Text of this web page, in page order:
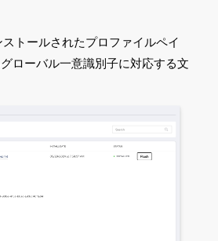
ストールされたプロファイルペイ
ローバル一意識別子に対応する文